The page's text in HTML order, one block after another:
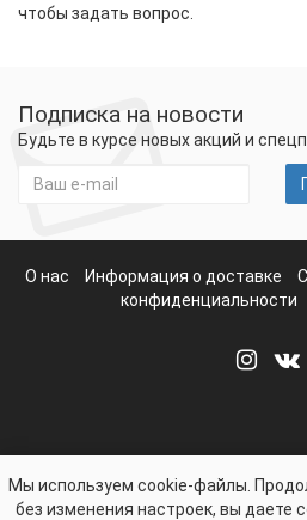
чтобы задать вопрос.
Подписка на новости
Будьте в курсе новых акций и
О нас Информация о доставке
конфиденциальности
mebelvbryanske.com - Интернет-
Мы используем cookie-файлы.
без изменения настроек, вы даете